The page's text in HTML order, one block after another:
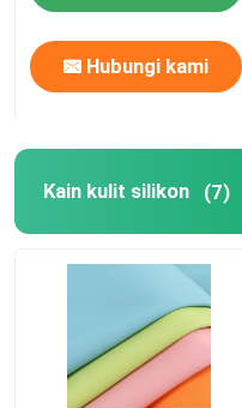
Hubungi kami
Kain kulit silikon (7)